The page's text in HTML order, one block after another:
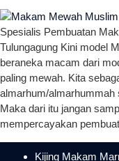
Spesialis Pembuatan
Tulungagung Kini model
beraneka macam dari
paling mewah. Kita
almarhum/almarhummah
Maka dari itu jangan
mempercayakan
Kijing Makam